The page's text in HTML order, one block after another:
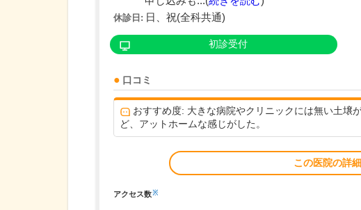
休診日: 日、祝(全科共通)
初診受付
口コミ
おすすめ度: 大きな病院やクリニックには無い土壌
ど、アットホームな感じがした。
この医院の詳
アクセス数※